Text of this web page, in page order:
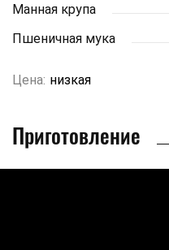
Манная крупа
Пшеничная мука
Цена: низкая
Приготовление